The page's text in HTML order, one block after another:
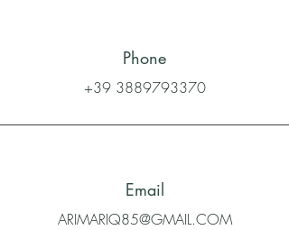
Phone
+39 3889793370
Email
ARIMARIQ85@GMAIL.COM